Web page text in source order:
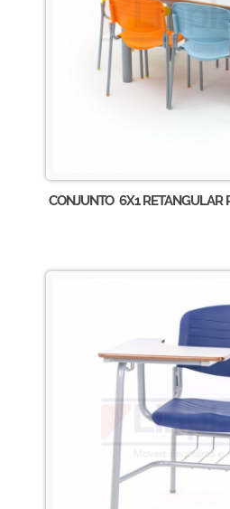
CONJUNTO 6X1 RETANGULAR